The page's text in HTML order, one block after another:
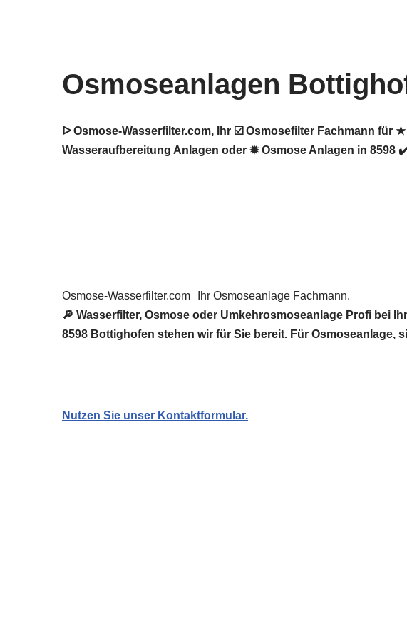
Osmoseanlagen
ᐅ Osmose-Wasserfilter.com, Ihr ☑️ Osmosefilter Fachmann für
Wasseraufbereitung Anlagen oder ✹ Osmose Anlagen in
Osmose-Wasserfilter.com
Ihr Osmoseanlage Fachmann.
🔎 Wasserfilter, Osmose oder Umkehrosmoseanlage Profi
8598 Bottighofen stehen wir für Sie bereit. Für
Nutzen Sie unser Kontaktformular.